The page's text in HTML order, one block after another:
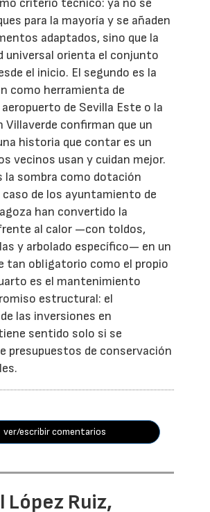
criterio técnico: ya no se
para la mayoría y se añaden
adaptados, sino que la
universal orienta el conjunto
el inicio. El segundo es la
como herramienta de
de Sevilla Este o la
Villaverde confirman que un
historia que contar es un
vecinos usan y cuidan mejor.
la sombra como dotación
caso de los ayuntamiento de
han convertido la
al calor —con toldos,
y arbolado específico— en un
tan obligatorio como el propio
es el mantenimiento
estructural: el
las inversiones en
sentido solo si se
presupuestos de conservación
ver/escribir comentarios
López Ruiz,